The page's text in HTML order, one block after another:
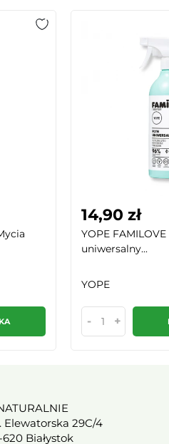
14,90 zł
YOPE
uniwersalny...
YOPE
- +
Elewatorska 29C/4
620 Białystok